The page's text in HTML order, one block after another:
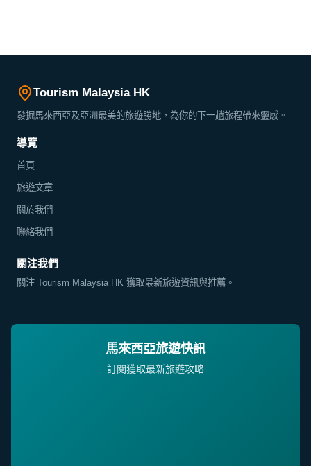
Tourism Malaysia HK
發掘馬來西亞及亞洲最美的旅遊勝地，為你的下一趟旅程帶來靈感。
導覽
首頁
旅遊文章
關於我們
聯絡我們
關注我們
關注 Tourism Malaysia HK 獲取最新旅遊資訊與推薦。
馬來西亞旅遊快訊
訂閱獲取最新旅遊攻略